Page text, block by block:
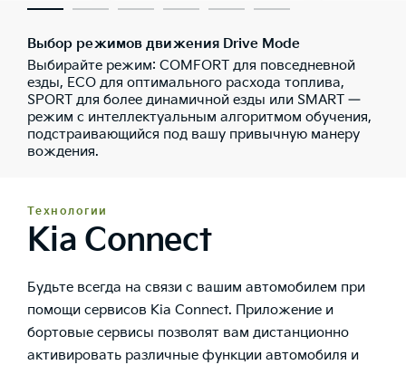
Выбор режимов движения Drive Mode
Выбирайте режим: COMFORT для повседневной
езды, ECO для оптимального расхода топлива,
SPORT для более динамичной езды или SMART —
режим с интеллектуальным алгоритмом обучения,
подстраивающийся под вашу привычную манеру
вождения.
Технологии
Kia Connect
Будьте всегда на связи с вашим автомобилем при
помощи сервисов Kia Connect. Приложение и
бортовые сервисы позволят вам дистанционно
активировать различные функции автомобиля и